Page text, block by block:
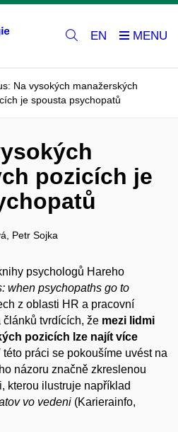
EN
Na vysokých manažerských
je spousta psychopatů
pozicích je
Petr Sojka
psychologů Hareho
when psychopaths go to
z oblasti HR a pracovní
tvrdících, že mezi lidmi
pozicích lze najít více
této práci se pokoušíme uvést na
názoru značně zkreslenou
kterou ilustruje například
vo vedeni (Karierainfo,